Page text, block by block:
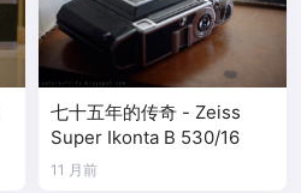
七十五年的传奇 - Zeiss
Super Ikonta B 530/16
11 月前